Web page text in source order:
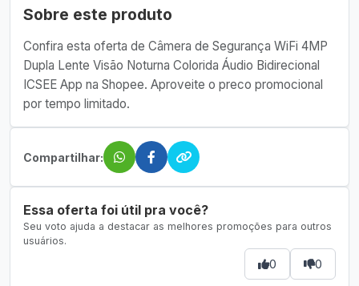
Sobre este produto
Confira esta oferta de Câmera de Segurança WiFi 4MP
Dupla Lente Visão Noturna Colorida Áudio Bidirecional
ICSEE App na Shopee. Aproveite o preco promocional
por tempo limitado.
Compartilhar:
Essa oferta foi útil pra você?
Seu voto ajuda a destacar as melhores promoções para outros
usuários.
0 0